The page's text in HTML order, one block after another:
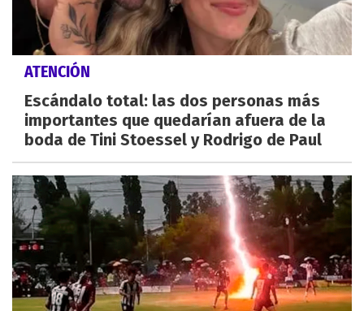
ATENCIÓN
Escándalo total: las dos personas más
importantes que quedarían afuera de la
boda de Tini Stoessel y Rodrigo de Paul